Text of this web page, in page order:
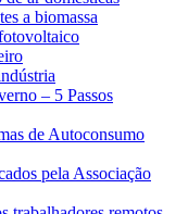
a biomassa
– 5 Passos
de Autoconsumo
pela Associação